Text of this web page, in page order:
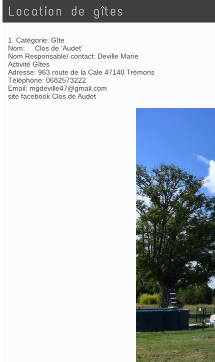
Location de gîtes
1. Catégorie: Gîte
Nom: Clos de 'Audet'
Nom Responsable/ contact: Deville Marie
Activité Gîtes
Adresse: 963 route de la Cale 47140 Trémons
Téléphone: 0682573222
Email: mgdeville47@gmail.com
site facebook Clos de Audet